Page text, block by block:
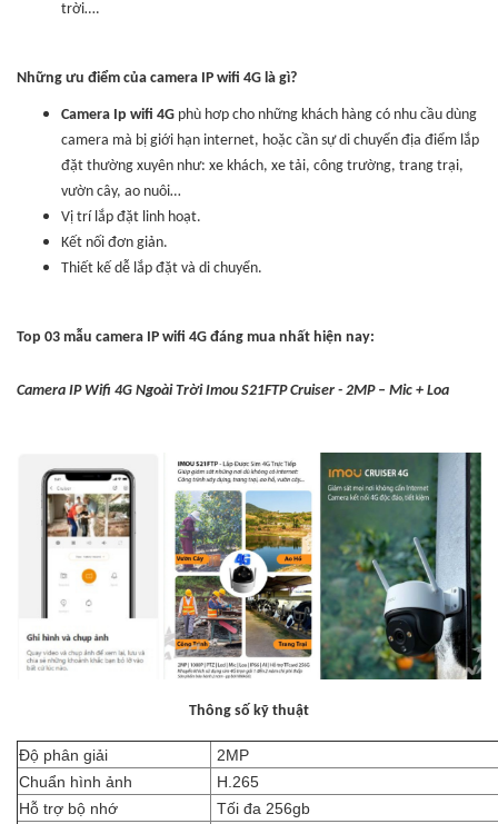
trời….
Những ưu điểm của camera IP wifi 4G là gì?
Camera Ip wifi 4G phù hơp cho những khách hàng có nhu cầu dùng
camera mà bị giới hạn internet, hoặc cần sự di chuyển địa điểm lắp
đặt thường xuyên như: xe khách, xe tải, công trường, trang trại,
vườn cây, ao nuôi…
Vị trí lắp đặt linh hoạt.
Kết nối đơn giản.
Thiết kế dễ lắp đặt và di chuyển.
Top 03 mẫu camera IP wifi 4G đáng mua nhất hiện nay:
Camera IP Wifi 4G Ngoài Trời Imou S21FTP Cruiser - 2MP – Mic + Loa
Thông số kỹ thuật
Độ phân giải
2MP
Chuẩn hình ảnh
H.265
Hỗ trợ bộ nhớ
Tối đa 256gb